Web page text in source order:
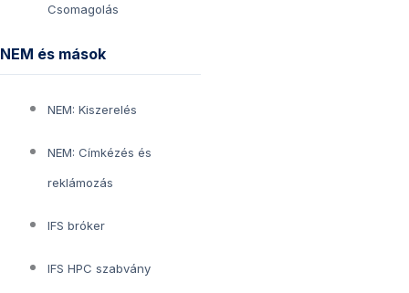
Csomagolás
NEM és mások
NEM: Kiszerelés
NEM: Címkézés és
reklámozás
IFS bróker
IFS HPC szabvány